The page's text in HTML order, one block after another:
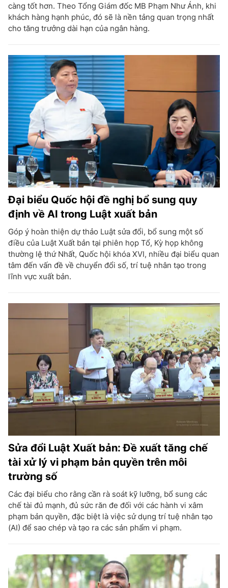
càng tốt hơn. Theo Tổng Giám đốc MB Phạm Như Ánh, khi
khách hàng hạnh phúc, đó sẽ là nền tảng quan trọng nhất
cho tăng trưởng dài hạn của ngân hàng.
Đại biểu Quốc hội đề nghị bổ sung quy
định về AI trong Luật xuất bản
Góp ý hoàn thiện dự thảo Luật sửa đổi, bổ sung một số
điều của Luật Xuất bản tại phiên họp Tổ, Kỳ họp không
thường lệ thứ Nhất, Quốc hội khóa XVI, nhiều đại biểu quan
tâm đến vấn đề về chuyển đổi số, trí tuệ nhân tạo trong
lĩnh vực xuất bản.
Sửa đổi Luật Xuất bản: Đề xuất tăng chế
tài xử lý vi phạm bản quyền trên môi
trường số
Các đại biểu cho rằng cần rà soát kỹ lưỡng, bổ sung các
chế tài đủ mạnh, đủ sức răn đe đối với các hành vi xâm
phạm bản quyền, đặc biệt là việc sử dụng trí tuệ nhân tạo
(AI) để sao chép và tạo ra các sản phẩm vi phạm.